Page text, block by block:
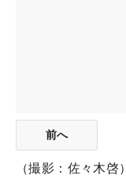
前へ
（撮影：佐々木啓）